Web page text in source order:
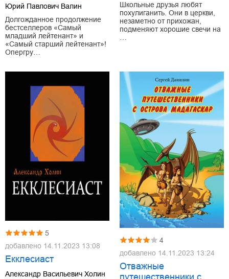
Юрий Павлович Валин
Долгожданное продолжение
бестселлеров «Самый
младший лейтенант» и
«Самый старший лейтенант»!
Опергру…
Школьные друзья любят
похулиганить. Они в церкви,
незаметно от прихожан,
подменяют хорошие свечи на
…
5
добавлено 14.11.2023 13:08
Екклесиаст
Александр Васильевич Холин
4
добавлено 14.11.2023 13:24
Отважные